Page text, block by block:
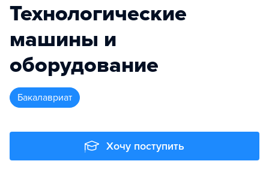
Технологические
машины и
оборудование
бакалавриат
Хочу поступить